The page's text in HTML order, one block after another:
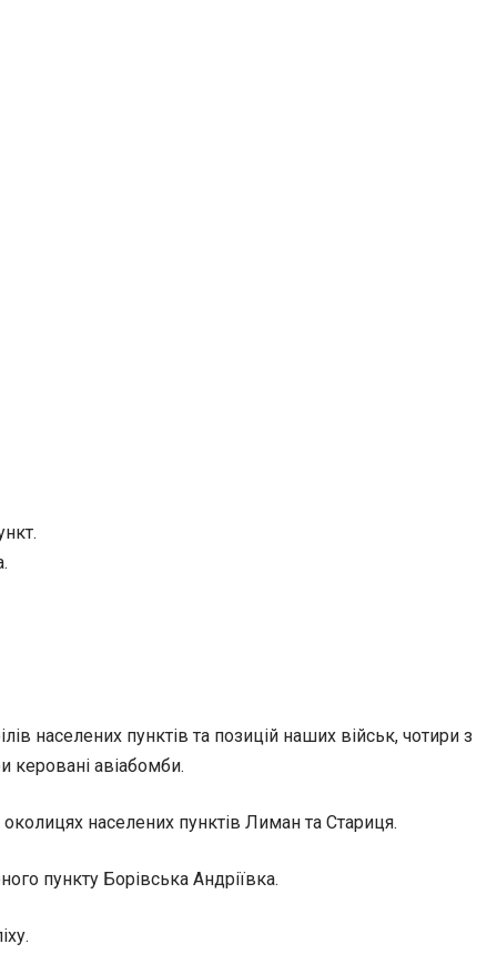
населених пунктів та позицій наших військ, чотири з
керовані авіабомби.
населених пунктів Лиман та Стариця.
пункту Борівська Андріївка.